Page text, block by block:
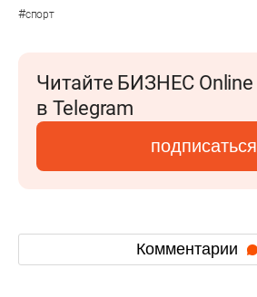
#спорт
Читайте БИЗНЕС Online
в Telegram
подписаться
Комментарии